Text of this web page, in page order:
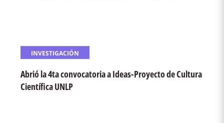
INVESTIGACIÓN
Abrió la 4ta convocatoria a Ideas-Proyecto de Cultura
Científica UNLP